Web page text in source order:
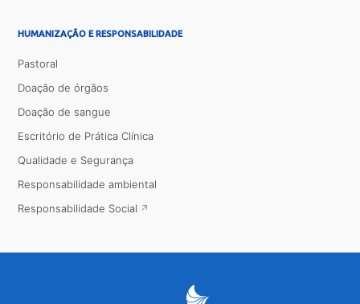
HUMANIZAÇÃO E RESPONSABILIDADE
Pastoral
Doação de órgãos
Doação de sangue
Escritório de Prática Clínica
Qualidade e Segurança
Responsabilidade ambiental
Responsabilidade Social